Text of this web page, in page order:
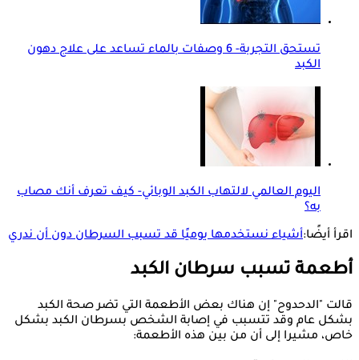
تستحق التجربة- 6 وصفات بالماء تساعد على علاج دهون
الكبد
اليوم العالمي لالتهاب الكبد الوبائي- كيف تعرف أنك مصاب
به؟
اقرأ أيضًا:أشياء نستخدمها يوميًا قد تسبب السرطان دون أن ندري
أطعمة تسبب سرطان الكبد
قالت "الدحدوح" إن هناك بعض الأطعمة التي تضر صحة الكبد
بشكل عام وقد تتسبب في إصابة الشخص بسرطان الكبد بشكل
خاص، مشيرا إلى أن من بين هذه الأطعمة: